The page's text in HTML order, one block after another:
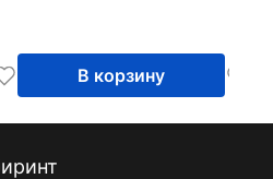
В корзину